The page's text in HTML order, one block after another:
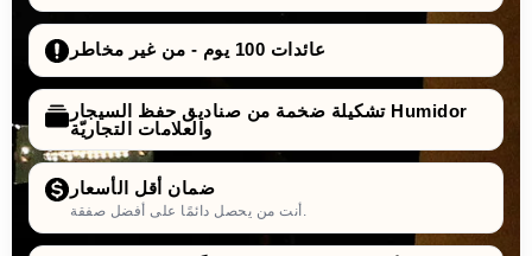
عائدات 100 يوم - من غير مخاطر
تشكيلة ضخمة من صناديق حفظ السيجار Humidor
والعلامات التجاريّة
ضمان أقل الأسعار
أنت من يحصل دائمًا على أفضل صفقة.